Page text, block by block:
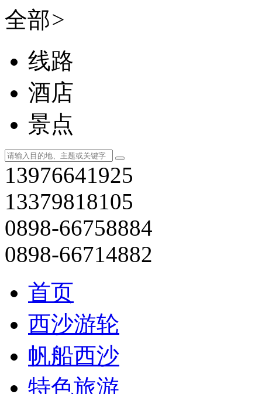
全部>
线路
酒店
景点
13976641925
13379818105
0898-66758884
0898-66714882
首页
西沙游轮
帆船西沙
特色旅游